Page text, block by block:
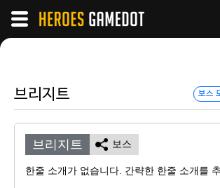
브리지트 보스
브리지트 보스
한줄 소개가 없습니다. 간략한 한줄 소개를